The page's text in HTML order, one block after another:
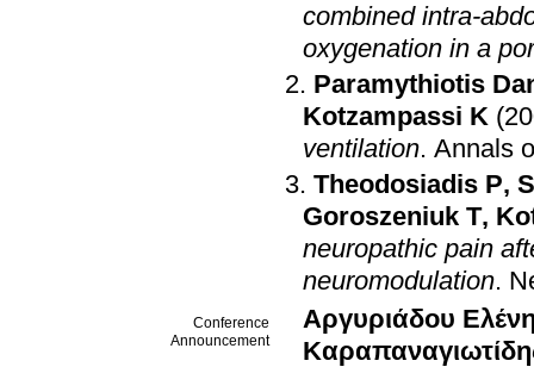
combined intra-
oxygenation in a
Paramythiotis
Kotzampassi K
ventilation. Annals
Theodosiadis P,
Goroszeniuk T,
neuropathic pain
neuromodulation.
Conference
Announcement
Αργυριάδου